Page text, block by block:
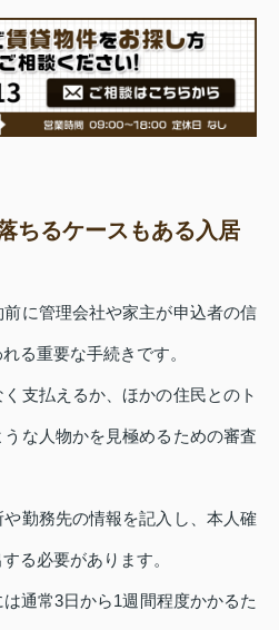
ちるケースもある入居
に管理会社や家主が申込者の信
る重要な手続きです。
支払えるか、ほかの住民とのト
な人物かを見極めるための審査
勤務先の情報を記入し、本人確
る必要があります。
通常3日から1週間程度かかるた